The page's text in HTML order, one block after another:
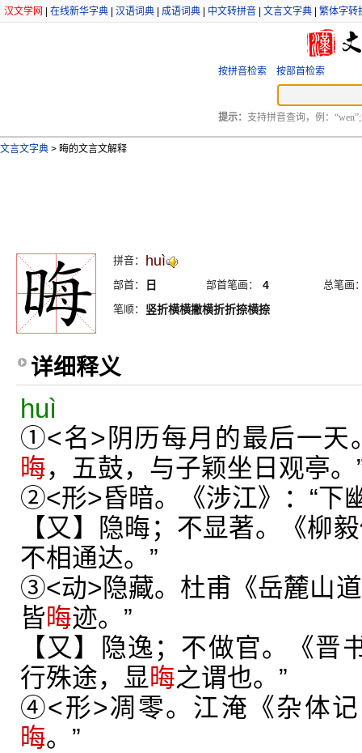
汉文学网 在线新华字典 汉语词典 成语词典 中文转拼音 文言文字典 繁体字转
按拼音检索 按部首检索
提示： 支持拼音查询，例：
文言文字典 > 晦的文言文解释
拼音： huì
部首： 日 部首笔画： 4
总笔画
笔顺：
竖折横横撇横折折捺横捺
详细释义
huì
①<名>阴历每月的最后一天
晦，五鼓，与子颖坐日观亭。
②<形>昏暗。《涉江》：“下
【又】隐晦；不显著。《柳
不相通达。”
③<动>隐藏。杜甫《岳麓山
皆晦迹。”
【又】隐逸；不做官。《晋
行殊途，显 晦之谓也。”
④<形>凋零。江淹《杂体记
晦。”